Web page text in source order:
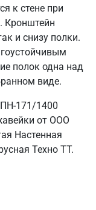
к стене при
Кронштейн
и снизу полки.
полок одна над
виде.
171/1400
от ООО
Настенная
Техно ТТ.